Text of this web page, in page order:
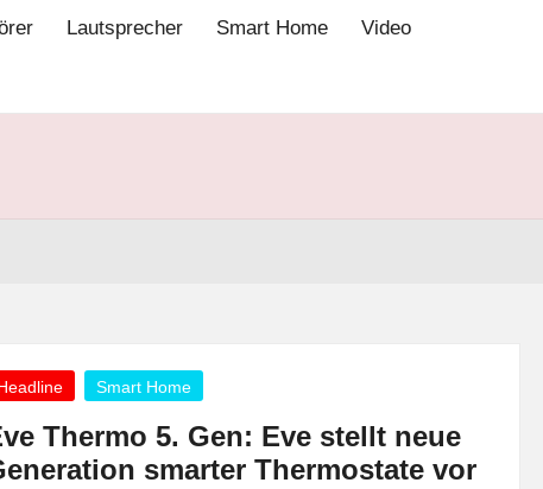
Lautsprecher Smart Home Video
Smart Home
Thermo 5. Gen: Eve stellt neue
smarter Thermostate vor